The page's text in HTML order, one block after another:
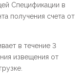
Спецификации в
получения счета от
в течение 3
извещения от